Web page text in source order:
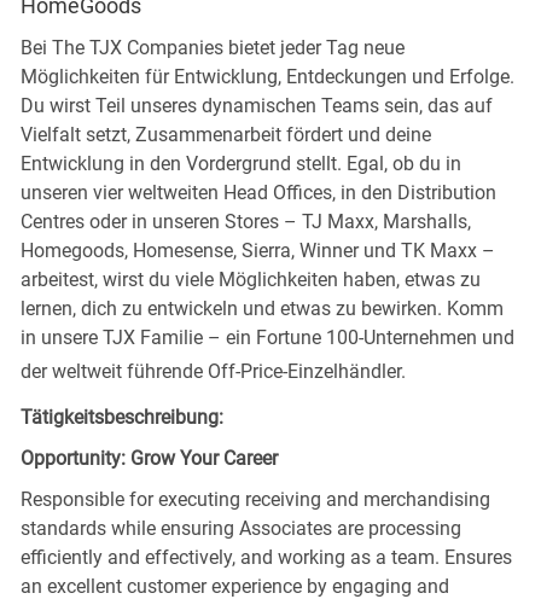
Bei The TJX Companies bietet jeder Tag neue
Möglichkeiten für Entwicklung, Entdeckungen und Erfolge.
Du wirst Teil unseres dynamischen Teams sein, das auf
Vielfalt setzt, Zusammenarbeit fördert und deine
Entwicklung in den Vordergrund stellt. Egal, ob du in
unseren vier weltweiten Head Offices, in den Distribution
Centres oder in unseren Stores – TJ Maxx, Marshalls,
Homegoods, Homesense, Sierra, Winner und TK Maxx –
arbeitest, wirst du viele Möglichkeiten haben, etwas zu
lernen, dich zu entwickeln und etwas zu bewirken. Komm
in unsere TJX Familie – ein Fortune 100-Unternehmen und
der weltweit führende Off-Price-Einzelhändler.
Tätigkeitsbeschreibung:
Opportunity: Grow Your Career
Responsible for executing receiving and merchandising
standards while ensuring Associates are processing
efficiently and effectively, and working as a team. Ensures
an excellent customer experience by engaging and